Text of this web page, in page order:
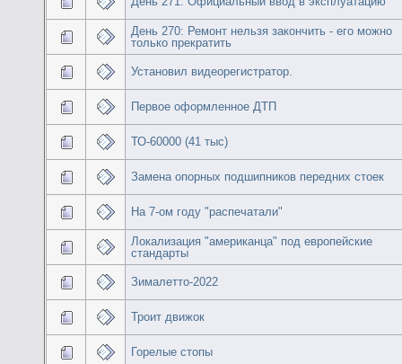
День 270: Ремонт нельзя закончить - его можно
только прекратить
Установил видеорегистратор.
Первое оформленное ДТП
ТО-60000 (41 тыс)
Замена опорных подшипников передних стоек
На 7-ом году "распечатали"
Локализация "американца" под европейские
стандарты
Зималетто-2022
Троит движок
Горелые стопы